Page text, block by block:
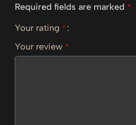
Required fields are marked *
Your rating *
Your review *